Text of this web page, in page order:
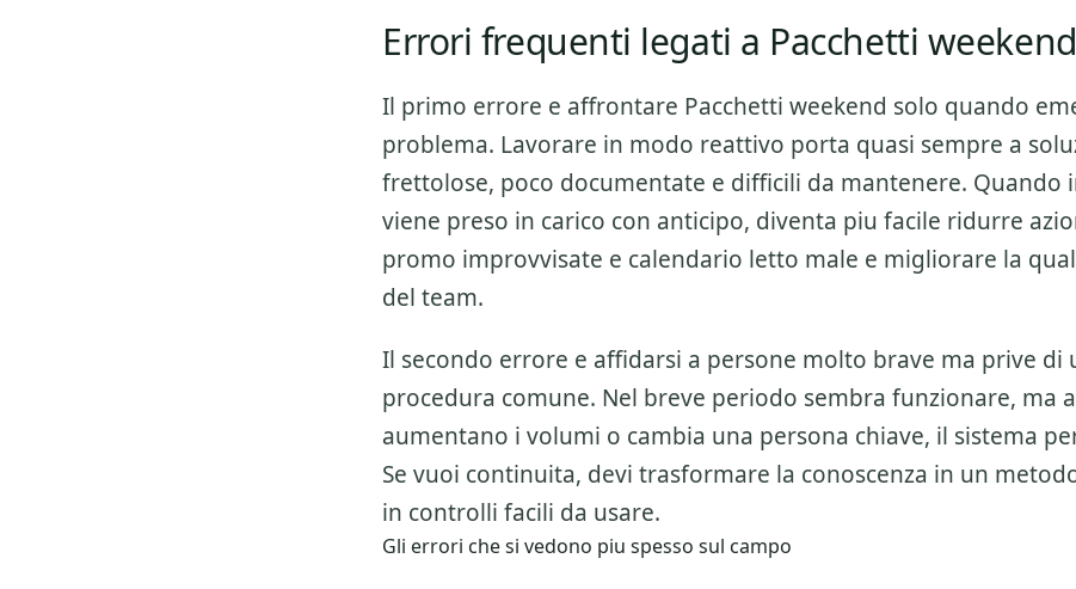
Errori frequenti legati a Pacchetti weekend
Il primo errore e affrontare Pacchetti weekend solo quando
problema. Lavorare in modo reattivo porta quasi sempre a
frettolose, poco documentate e difficili da mantenere. Quando
viene preso in carico con anticipo, diventa piu facile ridurre
promo improvvisate e calendario letto male e migliorare la
del team.
Il secondo errore e affidarsi a persone molto brave ma prive di
procedura comune. Nel breve periodo sembra funzionare, ma
aumentano i volumi o cambia una persona chiave, il sistema
Se vuoi continuita, devi trasformare la conoscenza in un
in controlli facili da usare.
Gli errori che si vedono piu spesso sul campo